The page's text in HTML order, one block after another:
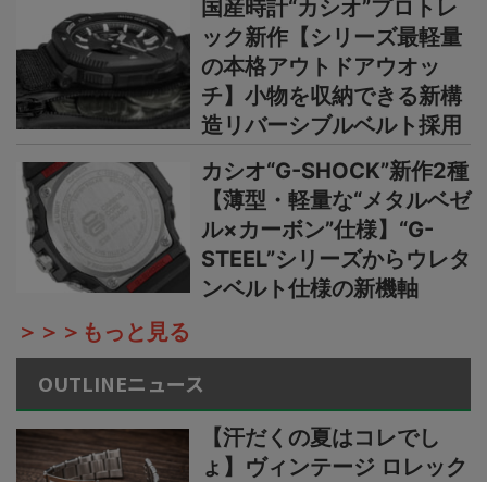
国産時計“カシオ”プロトレ
ック新作【シリーズ最軽量
の本格アウトドアウオッ
チ】小物を収納できる新構
造リバーシブルベルト採用
カシオ“G-SHOCK”新作2種
【薄型・軽量な“メタルベゼ
ル×カーボン”仕様】“G-
STEEL”シリーズからウレタ
ンベルト仕様の新機軸
＞＞＞もっと見る
OUTLINEニュース
【汗だくの夏はコレでし
ょ】ヴィンテージ ロレック